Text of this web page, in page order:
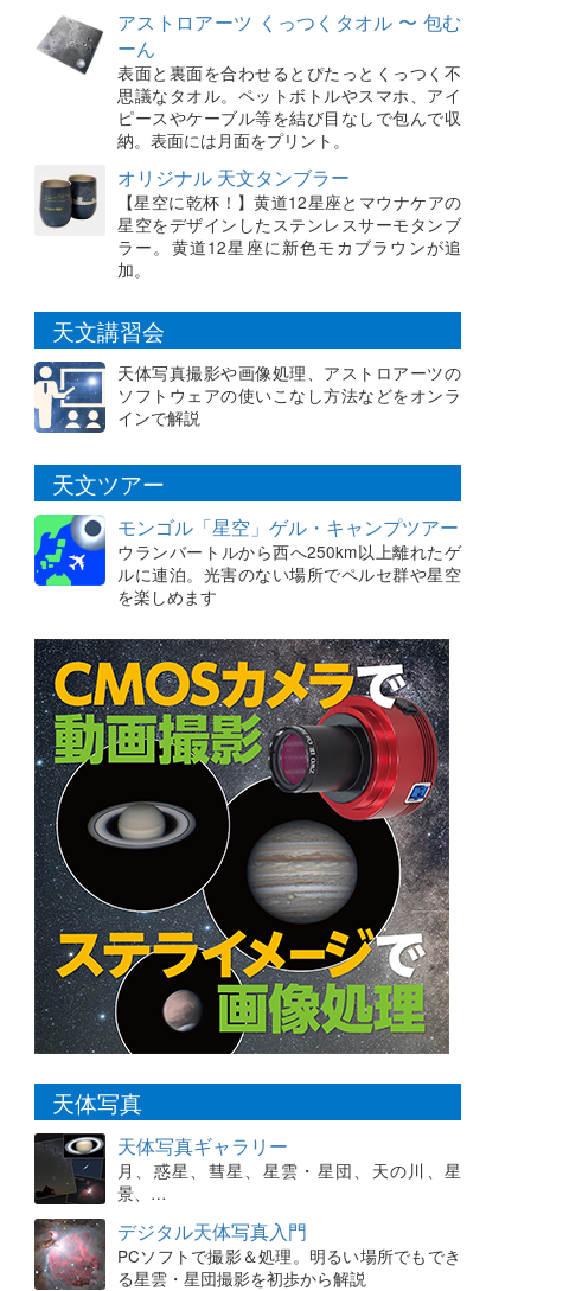
アストロアーツ くっつくタオル 〜 包む
ーん
表面と裏面を合わせるとぴたっとくっつく不
思議なタオル。ペットボトルやスマホ、アイ
ピースやケーブル等を結び目なしで包んで収
納。表面には月面をプリント。
オリジナル 天文タンブラー
【星空に乾杯！】黄道12星座とマウナケアの
星空をデザインしたステンレスサーモタンブ
ラー。黄道12星座に新色モカブラウンが追
加。
天文講習会
天体写真撮影や画像処理、アストロアーツの
ソフトウェアの使いこなし方法などをオンラ
インで解説
天文ツアー
モンゴル「星空」ゲル・キャンプツアー
ウランバートルから西へ250km以上離れたゲ
ルに連泊。光害のない場所でペルセ群や星空
を楽しめます
天体写真
天体写真ギャラリー
月、惑星、彗星、星雲・星団、天の川、星
景、…
デジタル天体写真入門
PCソフトで撮影＆処理。明るい場所でもでき
る星雲・星団撮影を初歩から解説